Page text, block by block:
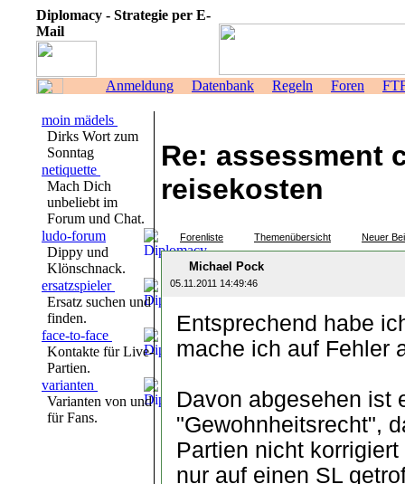
Diplomacy - Strategie per E-
Mail
Anmeldung Datenbank Regeln Foren
moin mädels
Dirks Wort zum
Sonntag
netiquette
Mach Dich
unbeliebt im
Forum und Chat.
ludo-forum
Dippy und
Klönschnack.
ersatzspieler
Ersatz suchen und
finden.
face-to-face
Kontakte für Live-
Partien.
varianten
Varianten von und
für Fans.
Re: assessment
reisekosten
Forenliste Themenübersicht Neuer
Michael Pock
05.11.2011 14:49:46
Entsprechend habe
mache ich auf Fehler
Davon abgesehen ist
"Gewohnheitsrecht",
Partien nicht
nur auf einen SL